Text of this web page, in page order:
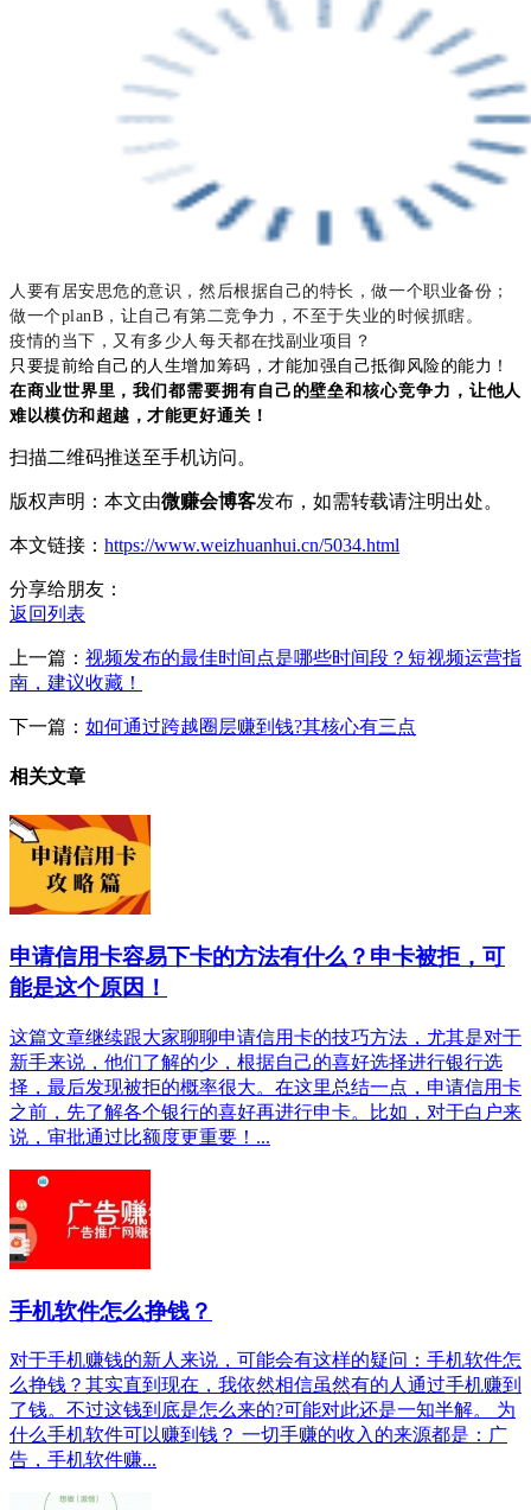
人要有居安思危的意识，然后根据自己的特长，做一个职业备份；
做一个planB，让自己有第二竞争力，不至于失业的时候抓瞎。
疫情的当下，又有多少人每天都在找副业项目？
只要提前给自己的人生增加筹码，才能加强自己抵御风险的能力！
在商业世界里，我们都需要拥有自己的壁垒和核心竞争力，让他人
难以模仿和超越， 才能更好通关！
扫描二维码推送至手机访问。
版权声明：本文由微赚会博客发布，如需转载请注明出处。
本文链接： https://www.weizhuanhui.cn/5034.html
分享给朋友：
返回列表
上一篇： 视频发布的最佳时间点是哪些时间段？短视频运营指
南，建议收藏！
下一篇： 如何通过跨越圈层赚到钱?其核心有三点
相关文章
申请信用卡容易下卡的方法有什么？申卡被拒，可
能是这个原因！
这篇文章继续跟大家聊聊申请信用卡的技巧方法，尤其是对于
新手来说，他们了解的少，根据自己的喜好选择进行银行选
择，最后发现被拒的概率很大。在这里总结一点，申请信用卡
之前，先了解各个银行的喜好再进行申卡。比如，对于白户来
说，审批通过比额度更重要！...
手机软件怎么挣钱？
对于手机赚钱的新人来说，可能会有这样的疑问：手机软件怎
么挣钱？其实直到现在，我依然相信虽然有的人通过手机赚到
了钱。不过这钱到底是怎么来的?可能对此还是一知半解。 为
什么手机软件可以赚到钱？ 一切手赚的收入的来源都是：广
告，手机软件赚...